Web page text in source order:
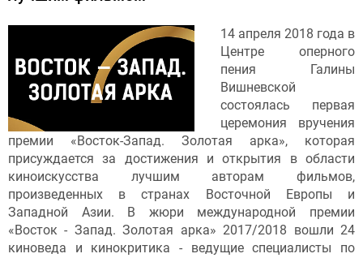
14 апреля 2018 года в
Центре оперного
пения Галины
Вишневской
состоялась первая
церемония вручения
премии «Восток-Запад. Золотая арка», которая
присуждается за достижения и открытия в области
киноискусства лучшим авторам фильмов,
произведенных в странах Восточной Европы и
Западной Азии. В жюри международной премии
«Восток - Запад. Золотая арка» 2017/2018 вошли 24
киноведа и кинокритика - ведущие специалисты по